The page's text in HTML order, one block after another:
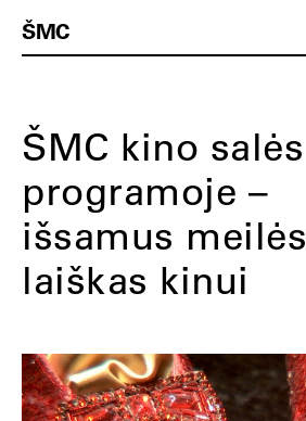
ŠMC
ŠMC kino salės
programoje –
išsamus meilės
laiškas kinui